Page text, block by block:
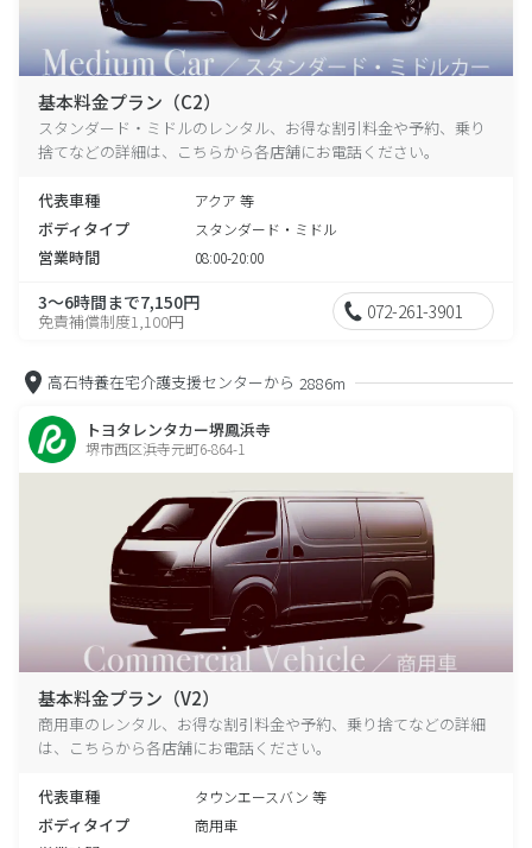
基本料金プラン（C2）
スタンダード・ミドルのレンタル、お得な割引料金や予約、乗り
捨てなどの詳細は、こちらから各店舗にお電話ください。
代表車種 アクア 等
ボディタイプ スタンダード・ミドル
営業時間 08:00-20:00
3～6時間まで7,150円
免責補償制度1,100円 072-261-3901
高石特養在宅介護支援センターから 2886m
トヨタレンタカー堺鳳浜寺
堺市西区浜寺元町6-864-1
基本料金プラン（V2）
商用車のレンタル、お得な割引料金や予約、乗り捨てなどの詳細
は、こちらから各店舗にお電話ください。
代表車種 タウンエースバン 等
ボディタイプ 商用車